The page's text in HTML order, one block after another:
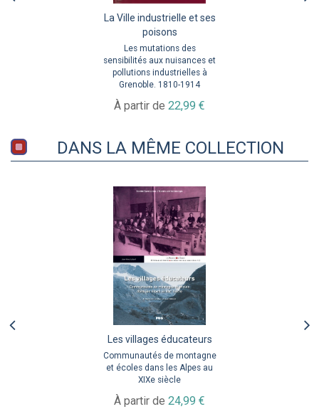
La Ville industrielle et ses
poisons
Les mutations des
sensibilités aux nuisances et
pollutions industrielles à
Grenoble. 1810-1914
À partir de 22,99 €
DANS LA MÊME COLLECTION
Les villages éducateurs
Communautés de montagne
et écoles dans les Alpes au
XIXe siècle
À partir de 24,99 €